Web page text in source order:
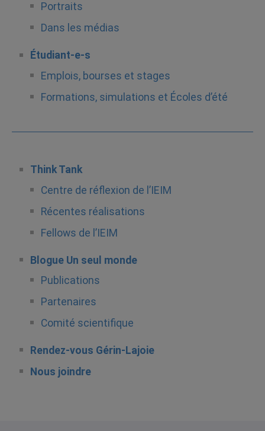
Portraits
Dans les médias
Étudiant-e-s
Emplois, bourses et stages
Formations, simulations et Écoles d’été
Think Tank
Centre de réflexion de l’IEIM
Récentes réalisations
Fellows de l’IEIM
Blogue Un seul monde
Publications
Partenaires
Comité scientifique
Rendez-vous Gérin-Lajoie
Nous joindre